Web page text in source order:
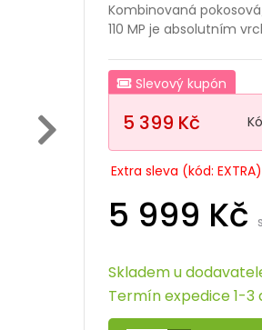
Kombinovaná
110 MP je absolutním
Slevový kupón
5 399 Kč
Extra sleva (kód:
5 999 Kč
Skladem u
Termín expedice 1-3